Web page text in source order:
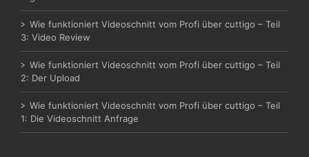
Wie funktioniert Videoschnitt vom Profi über cuttigo – Teil
3: Video Review
Wie funktioniert Videoschnitt vom Profi über cuttigo – Teil
2: Der Upload
Wie funktioniert Videoschnitt vom Profi über cuttigo – Teil
1: Die Videoschnitt Anfrage